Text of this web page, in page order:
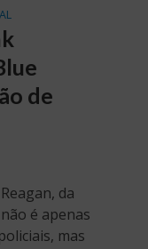
de
da
é apenas
mas